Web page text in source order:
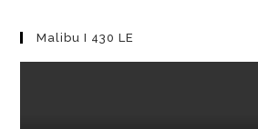
Malibu I 430 LE